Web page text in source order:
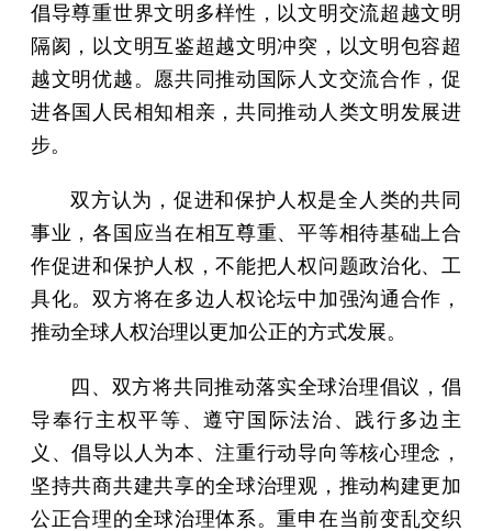
倡导尊重世界文明多样性，以文明交流超越文明
隔阂，以文明互鉴超越文明冲突，以文明包容超
越文明优越。愿共同推动国际人文交流合作，促
进各国人民相知相亲，共同推动人类文明发展进
步。
双方认为，促进和保护人权是全人类的共同
事业，各国应当在相互尊重、平等相待基础上合
作促进和保护人权，不能把人权问题政治化、工
具化。双方将在多边人权论坛中加强沟通合作，
推动全球人权治理以更加公正的方式发展。
四、双方将共同推动落实全球治理倡议，倡
导奉行主权平等、遵守国际法治、践行多边主
义、倡导以人为本、注重行动导向等核心理念，
坚持共商共建共享的全球治理观，推动构建更加
公正合理的全球治理体系。重申在当前变乱交织